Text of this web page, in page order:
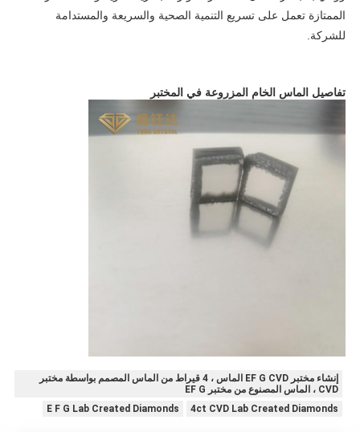
للشركة.
تفاصيل الماس الخام المزروعة في المختبر
إنشاء مختبر EF G CVD الماس ، 4 قيراط من الماس المصمم بواسطة مختبر
CVD ، الماس المصنوع من مختبر EF G
4ct CVD Lab Created Diamonds
E F G Lab Created Diamonds